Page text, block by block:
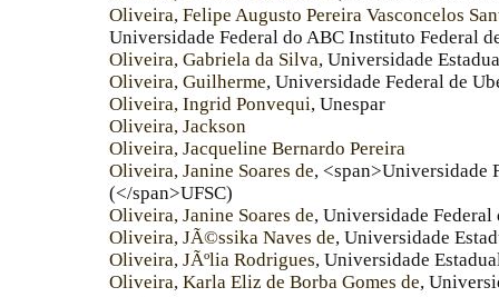
Oliveira, Felipe Augusto Pereira Vasconcelos
Universidade Federal do ABC Instituto Federal
Oliveira, Gabriela da Silva, Universidade
Oliveira, Guilherme, Universidade Federal de
Oliveira, Ingrid Ponvequi, Unespar
Oliveira, Jackson
Oliveira, Jacqueline Bernardo Pereira
Oliveira, Janine Soares de, <span>Universidade
(</span>UFSC)
Oliveira, Janine Soares de, Universidade Federal
Oliveira, JÃ©ssika Naves de, Universidade
Oliveira, JÃºlia Rodrigues, Universidade
Oliveira, Karla Eliz de Borba Gomes de,